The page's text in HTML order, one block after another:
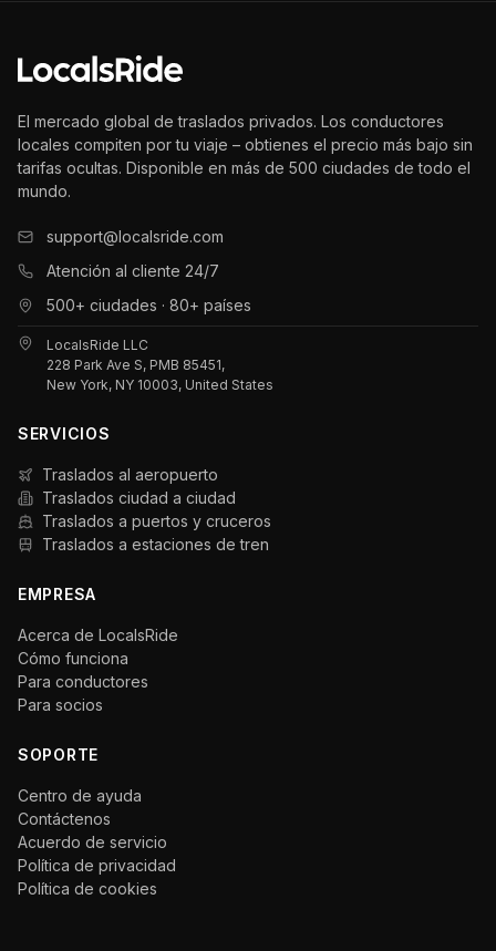
El mercado global de traslados privados. Los conductores
locales compiten por tu viaje – obtienes el precio más bajo sin
tarifas ocultas. Disponible en más de 500 ciudades de todo el
mundo.
support@localsride.com
Atención al cliente 24/7
500+ ciudades · 80+ países
LocalsRide LLC
228 Park Ave S, PMB 85451,
New York, NY 10003, United States
SERVICIOS
Traslados al aeropuerto
Traslados ciudad a ciudad
Traslados a puertos y cruceros
Traslados a estaciones de tren
EMPRESA
Acerca de LocalsRide
Cómo funciona
Para conductores
Para socios
SOPORTE
Centro de ayuda
Contáctenos
Acuerdo de servicio
Política de privacidad
Política de cookies